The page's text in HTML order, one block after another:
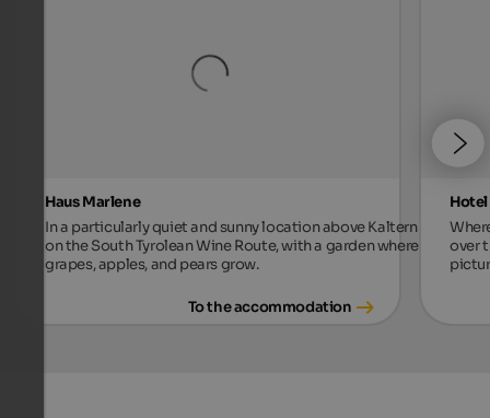
Haus Marlene
In a particularly quiet and sunny location above Kaltern
on the South Tyrolean Wine Route, with a garden where
grapes, apples, and pears grow.
To the accommodation
Hotel
over